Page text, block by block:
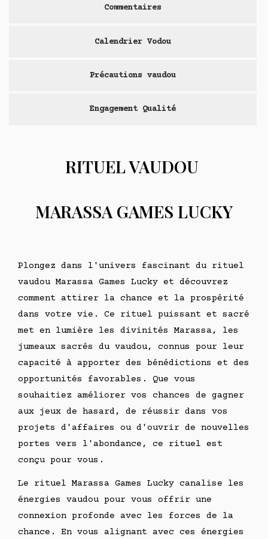
Commentaires
Calendrier Vodou
Précautions vaudou
Engagement Qualité
RITUEL VAUDOU
MARASSA GAMES LUCKY
Plongez dans l'univers fascinant du rituel
vaudou Marassa Games Lucky et découvrez
comment attirer la chance et la prospérité
dans votre vie. Ce rituel puissant et sacré
met en lumière les divinités Marassa, les
jumeaux sacrés du vaudou, connus pour leur
capacité à apporter des bénédictions et des
opportunités favorables. Que vous
souhaitiez améliorer vos chances de gagner
aux jeux de hasard, de réussir dans vos
projets d'affaires ou d'ouvrir de nouvelles
portes vers l'abondance, ce rituel est
conçu pour vous.
Le rituel Marassa Games Lucky canalise les
énergies vaudou pour vous offrir une
connexion profonde avec les forces de la
chance. En vous alignant avec ces énergies